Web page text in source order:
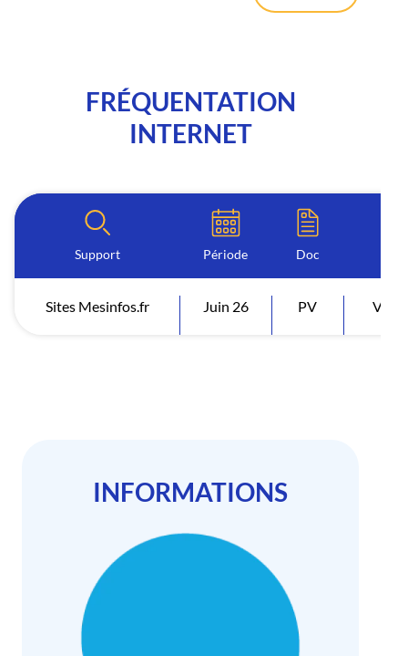
FRÉQUENTATION
INTERNET
Support Période Doc
Sites Mesinfos.fr Juin 26 PV
INFORMATIONS